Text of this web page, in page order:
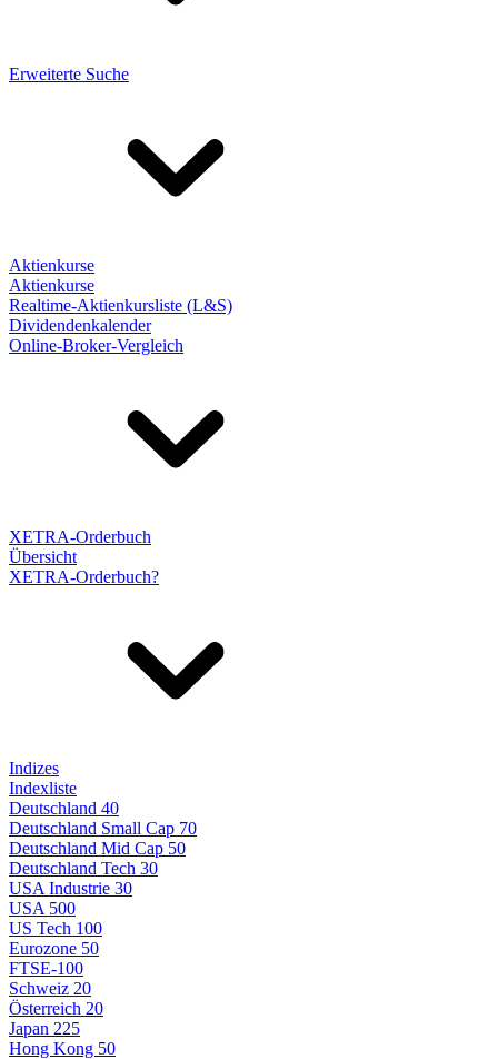
Erweiterte Suche
Aktienkurse
Aktienkurse
Realtime-Aktienkursliste (L&S)
Dividendenkalender
Online-Broker-Vergleich
XETRA-Orderbuch
Übersicht
XETRA-Orderbuch?
Indizes
Indexliste
Deutschland 40
Deutschland Small Cap 70
Deutschland Mid Cap 50
Deutschland Tech 30
USA Industrie 30
USA 500
US Tech 100
Eurozone 50
FTSE-100
Schweiz 20
Österreich 20
Japan 225
Hong Kong 50